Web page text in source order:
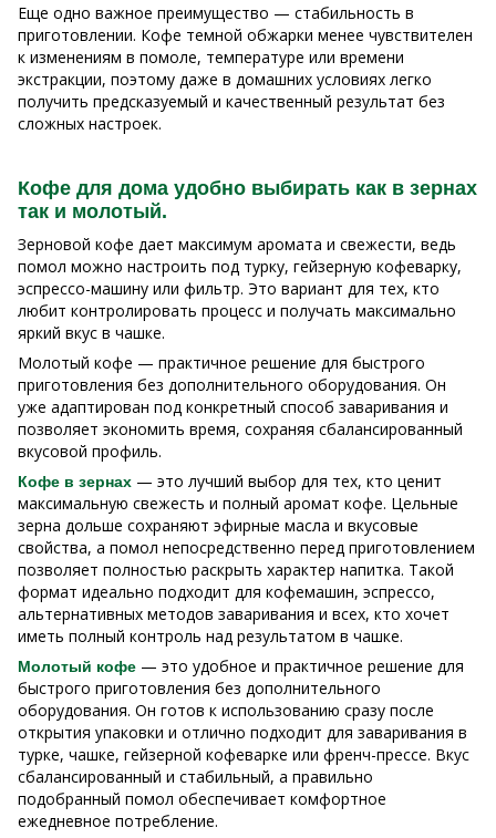
Еще одно важное преимущество — стабильность в
приготовлении. Кофе темной обжарки менее чувствителен
к изменениям в помоле, температуре или времени
экстракции, поэтому даже в домашних условиях легко
получить предсказуемый и качественный результат без
сложных настроек.
Кофе для дома удобно выбирать как в зернах
так и молотый.
Зерновой кофе дает максимум аромата и свежести, ведь
помол можно настроить под турку, гейзерную кофеварку,
эспрессо-машину или фильтр. Это вариант для тех, кто
любит контролировать процесс и получать максимально
яркий вкус в чашке.
Молотый кофе — практичное решение для быстрого
приготовления без дополнительного оборудования. Он
уже адаптирован под конкретный способ заваривания и
позволяет экономить время, сохраняя сбалансированный
вкусовой профиль.
Кофе в зернах — это лучший выбор для тех, кто ценит
максимальную свежесть и полный аромат кофе. Цельные
зерна дольше сохраняют эфирные масла и вкусовые
свойства, а помол непосредственно перед приготовлением
позволяет полностью раскрыть характер напитка. Такой
формат идеально подходит для кофемашин, эспрессо,
альтернативных методов заваривания и всех, кто хочет
иметь полный контроль над результатом в чашке.
Молотый кофе — это удобное и практичное решение для
быстрого приготовления без дополнительного
оборудования. Он готов к использованию сразу после
открытия упаковки и отлично подходит для заваривания в
турке, чашке, гейзерной кофеварке или френч-прессе. Вкус
сбалансированный и стабильный, а правильно
подобранный помол обеспечивает комфортное
ежедневное потребление.